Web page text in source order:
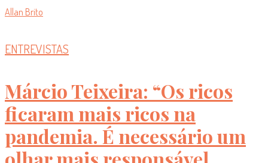
Allan Brito
ENTREVISTAS
Márcio Teixeira: “Os ricos
ficaram mais ricos na
pandemia. É necessário um